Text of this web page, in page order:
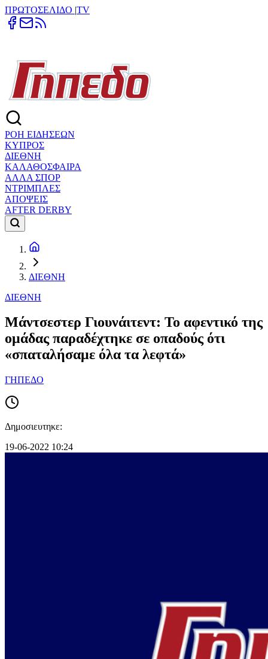
ΠΡΩΤΟΣΕΛΙΔΟ |TV
ΡΟΗ ΕΙΔΗΣΕΩΝ
ΚΥΠΡΟΣ
ΔΙΕΘΝΗ
ΚΑΛΑΘΟΣΦΑΙΡΑ
ΑΛΛΑ ΣΠΟΡ
ΝΤΡΙΜΠΛΕΣ
ΑΠΟΨΕΙΣ
AFTER DERBY
ΔΙΕΘΝΗ
ΔΙΕΘΝΗ
Μάντσεστερ Γιουνάιτεντ: Το αφεντικό της
ομάδας παραδέχτηκε σε οπαδούς ότι
«σπαταλήσαμε όλα τα λεφτά»
ΓΗΠΕΔΟ
Δημοσιευτηκε:
19-06-2022 10:24